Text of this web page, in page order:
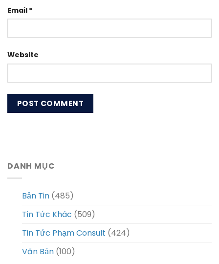
Email *
Website
DANH MỤC
Bản Tin (485)
Tin Tức Khác (509)
Tin Tức Phạm Consult (424)
Văn Bản (100)